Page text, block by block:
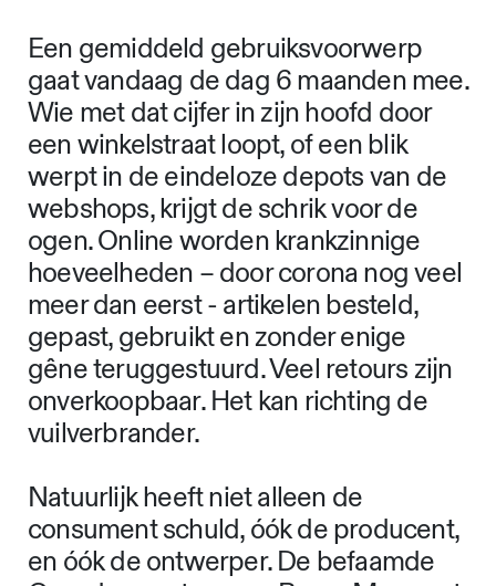
Een gemiddeld gebruiksvoorwerp
gaat vandaag de dag 6 maanden mee.
Wie met dat cijfer in zijn hoofd door
een winkelstraat loopt, of een blik
werpt in de eindeloze depots van de
webshops, krijgt de schrik voor de
ogen. Online worden krankzinnige
hoeveelheden – door corona nog veel
meer dan eerst - artikelen besteld,
gepast, gebruikt en zonder enige
gêne teruggestuurd. Veel retours zijn
onverkoopbaar. Het kan richting de
vuilverbrander.
Natuurlijk heeft niet alleen de
consument schuld, óók de producent,
en óók de ontwerper. De befaamde